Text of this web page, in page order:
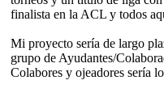
finalista en la ACL y todos
Mi proyecto sería de largo
grupo de Ayudantes/
Colabores y ojeadores sería